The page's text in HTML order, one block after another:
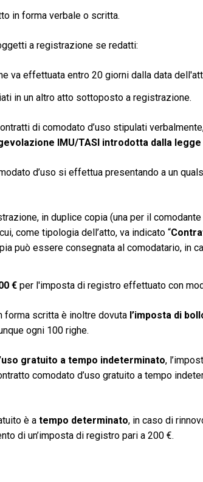
in forma verbale o scritta.
a registrazione se redatti:
va effettuata entro 20 giorni dalla data
in un altro atto sottoposto a registrazione.
di comodato d’uso stipulati
IMU/TASI introdotta dalla
d’uso si effettua presentando a un
in duplice copia (una per il comodante
come tipologia dell’atto, va indicato “
può essere consegnata al comodatario, in
€per l'imposta di registro effettuato con
forma scritta è inoltre dovuta l’imposta di
ogni 100 righe.
gratuito a tempo indeterminato,
comodato d’uso gratuito a tempo
è a tempo determinato, in caso di
di un’imposta di registro pari a 200 €.